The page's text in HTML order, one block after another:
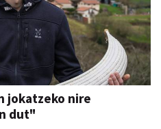
jokatzeko nire
dut"